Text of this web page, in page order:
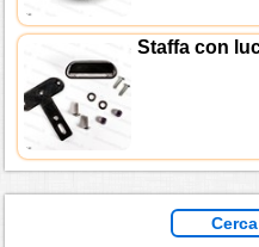
Staffa con